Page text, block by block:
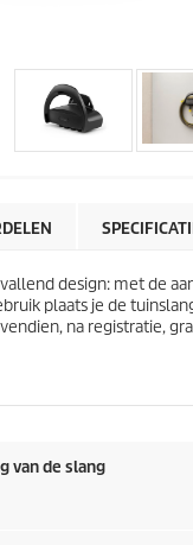
design: met de
plaats je de
na registratie,
van de slang